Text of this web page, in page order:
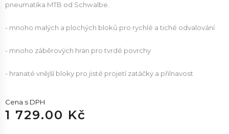
pneumatika MTB od Schwalbe.
- mnoho malých a plochých bloků pro rychlé a tiché odvalování
- mnoho záběrových hran pro tvrdé povrchy
- hranaté vnější bloky pro jisté projetí zatáčky a přilnavost
Cena s DPH
1 729.00 Kč